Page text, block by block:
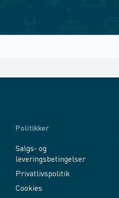
Politikker
Salgs- og
leveringsbetingelser
Privatlivspolitik
Cookies